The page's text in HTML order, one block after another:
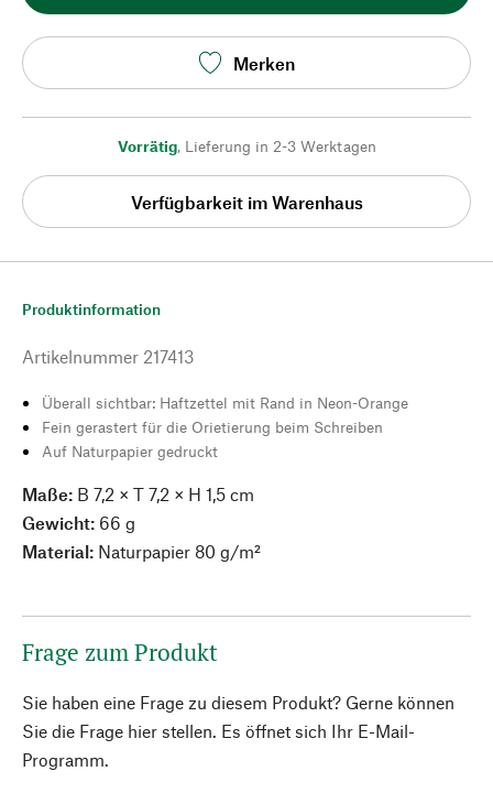
Merken
Vorrätig, Lieferung in 2-3 Werktagen
Verfügbarkeit im Warenhaus
Produktinformation
Artikelnummer 217413
Überall sichtbar: Haftzettel mit Rand in Neon-Orange
Fein gerastert für die Orietierung beim Schreiben
Auf Naturpapier gedruckt
Maße: B 7,2 × T 7,2 × H 1,5 cm
Gewicht: 66 g
Material: Naturpapier 80 g/m²
Frage zum Produkt
Sie haben eine Frage zu diesem Produkt? Gerne können
Sie die Frage hier stellen. Es öffnet sich Ihr E-Mail-
Programm.